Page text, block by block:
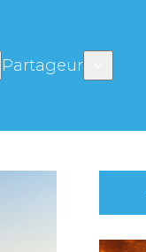
Partageur